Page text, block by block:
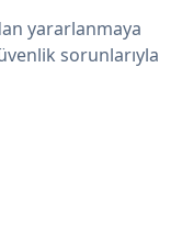
yararlanmaya
sorunlarıyla